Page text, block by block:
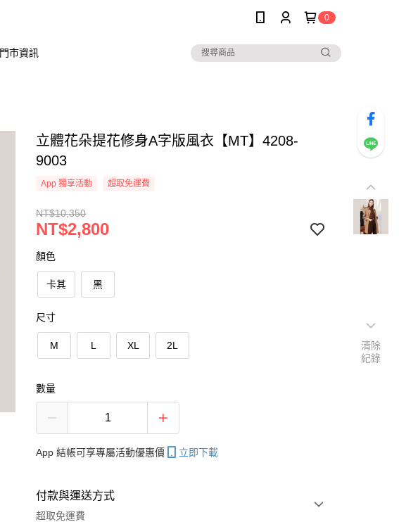
0
門市資訊
立體花朵提花修身A字版風衣【MT】4208-
9003
App 獨享活動 超取免運費
NT$10,350
NT$2,800
顏色
卡其 黑
尺寸
M L XL 2L
數量
App 結帳可享專屬活動優惠價 立即下載
付款與運送方式
超取免運費
清除
紀錄